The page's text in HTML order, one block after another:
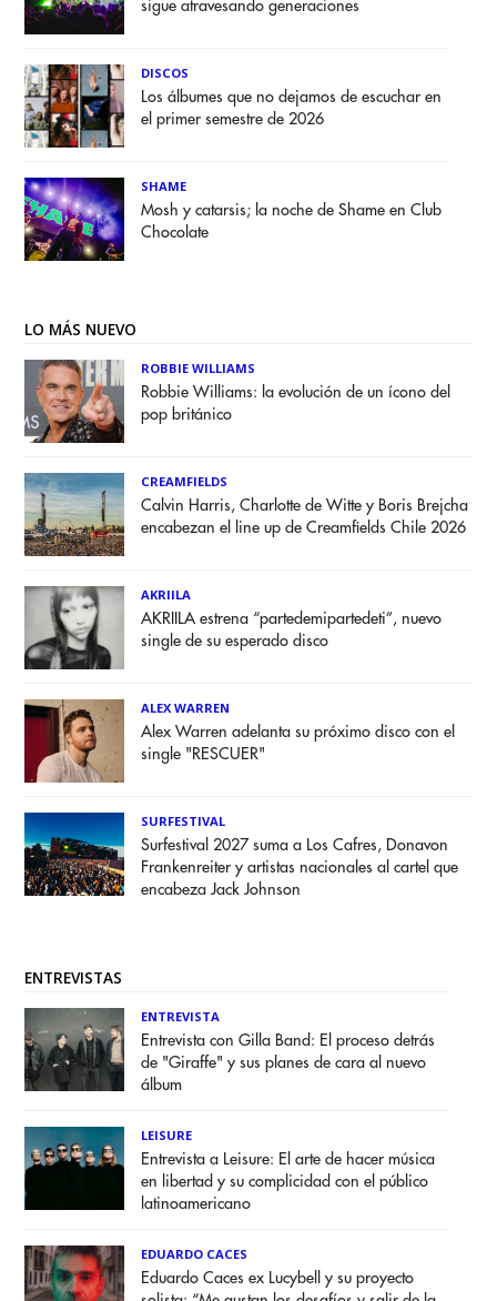
sigue atravesando generaciones
DISCOS
Los álbumes que no dejamos de escuchar en
el primer semestre de 2026
SHAME
Mosh y catarsis; la noche de Shame en Club
Chocolate
LO MÁS NUEVO
ROBBIE WILLIAMS
Robbie Williams: la evolución de un ícono del
pop británico
CREAMFIELDS
Calvin Harris, Charlotte de Witte y Boris Brejcha
encabezan el line up de Creamfields Chile 2026
AKRIILA
AKRIILA estrena “partedemipartedeti”, nuevo
single de su esperado disco
ALEX WARREN
Alex Warren adelanta su próximo disco con el
single "RESCUER"
SURFESTIVAL
Surfestival 2027 suma a Los Cafres, Donavon
Frankenreiter y artistas nacionales al cartel que
encabeza Jack Johnson
ENTREVISTAS
ENTREVISTA
Entrevista con Gilla Band: El proceso detrás
de "Giraffe" y sus planes de cara al nuevo
álbum
LEISURE
Entrevista a Leisure: El arte de hacer música
en libertad y su complicidad con el público
latinoamericano
EDUARDO CACES
Eduardo Caces ex Lucybell y su proyecto